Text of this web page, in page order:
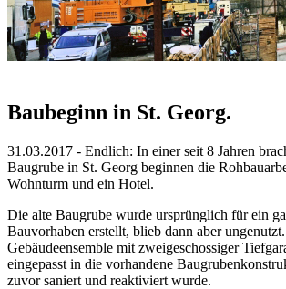
Baubeginn in St. Georg.
31.03.2017 - Endlich: In einer seit 8 Jahren
Baugrube in St. Georg beginnen die
Wohnturm und ein Hotel.
Die alte Baugrube wurde ursprünglich für ein
Bauvorhaben erstellt, blieb dann aber
Gebäudeensemble mit zweigeschossiger
eingepasst in die vorhandene
zuvor saniert und reaktiviert wurde.